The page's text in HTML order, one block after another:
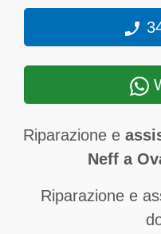
Riparazione e
Neff a
Riparazione e